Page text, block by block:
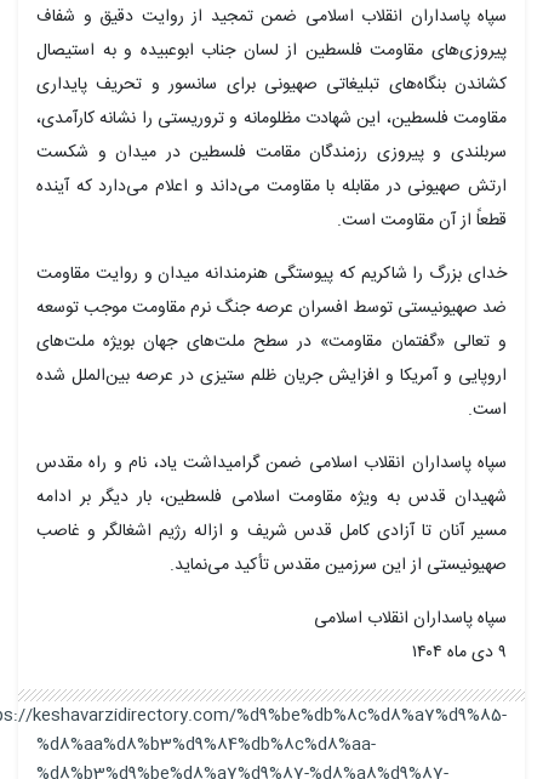
سپاه پاسداران انقلاب اسلامی ضمن تمجید از روایت دقیق و شفاف
پیروزی‌های مقاومت فلسطین از لسان جناب ابوعبیده و به استیصال
کشاندن بنگاه‌های تبلیغاتی صهیونی برای سانسور و تحریف پایداری
مقاومت فلسطین، این شهادت مظلومانه و تروریستی را نشانه کارآمدی،
سربلندی و پیروزی رزمندگان مقامت فلسطین در میدان و شکست
ارتش صهیونی در مقابله با مقاومت می‌داند و اعلام می‌دارد که آینده
قطعاً از آن مقاومت است.
خدای بزرگ را شاکریم که پیوستگی هنرمندانه میدان و روایت مقاومت
ضد صهیونیستی توسط افسران عرصه جنگ نرم مقاومت موجب توسعه
و تعالی «گفتمان مقاومت» در سطح ملت‌های جهان بویژه ملت‌های
اروپایی و آمریکا و افزایش جریان ظلم ستیزی در عرصه بین‌الملل شده
است.
سپاه پاسداران انقلاب اسلامی ضمن گرامیداشت یاد، نام و راه مقدس
شهیدان قدس به ویژه مقاومت اسلامی فلسطین، بار دیگر بر ادامه
مسیر آنان تا آزادی کامل قدس شریف وازاله رژیم اشغالگر و غاصب
صهیونیستی از این سرزمین مقدس تأکید می‌نماید.
سپاه پاسداران انقلاب اسلامی
https://keshavarzidirectory.com/%d9%be%db%8c%d8%a7%d9%85-
%d8%aa%d8%b3%d9%84%db%8c%d8%aa-